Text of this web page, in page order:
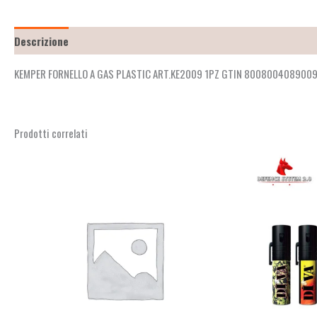
Descrizione
KEMPER FORNELLO A GAS PLASTIC ART.KE2009 1PZ GTIN 8008004089009
Prodotti correlati